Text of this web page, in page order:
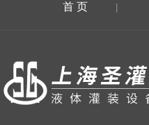
首 页 |